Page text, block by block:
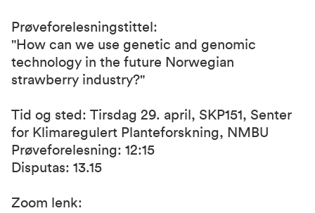
Prøveforelesningstittel:
"How can we use genetic and genomic
technology in the future Norwegian
strawberry industry?"
Tid og sted: Tirsdag 29. april, SKP151, Senter
for Klimaregulert Planteforskning, NMBU
Prøveforelesning: 12:15
Disputas: 13.15
Zoom lenk: